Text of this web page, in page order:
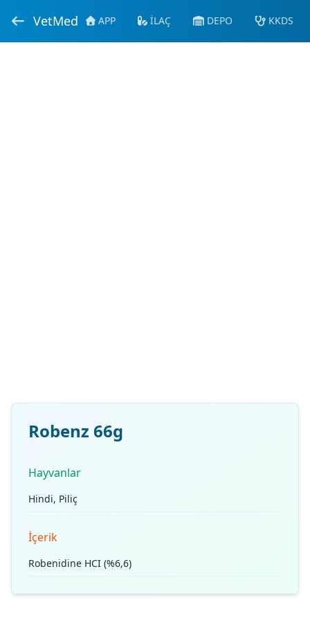
VetMed APP İLAÇ DEPO KKDS
Robenz 66g
Hayvanlar
Hindi, Piliç
İçerik
Robenidine HCI (%6,6)